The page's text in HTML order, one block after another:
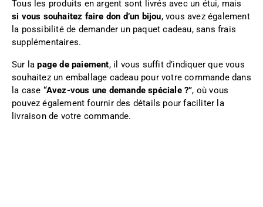
Tous les produits en argent sont livrés avec un étui, mais
si vous souhaitez faire don d’un bijou, vous avez également
la possibilité de demander un paquet cadeau, sans frais
supplémentaires.
Sur lapage de paiement, il vous suffit d’indiquer que vous
souhaitez un emballage cadeau pour votre commande dans
la case “Avez-vous une demande spéciale ?”, où vous
pouvez également fournir des détails pour faciliter la
livraison de votre commande.